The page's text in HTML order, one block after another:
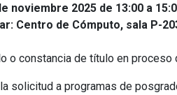
noviembre 2025 de 13:00 a
Centro de Cómputo, sala P-
o constancia de título en
solicitud a programas de